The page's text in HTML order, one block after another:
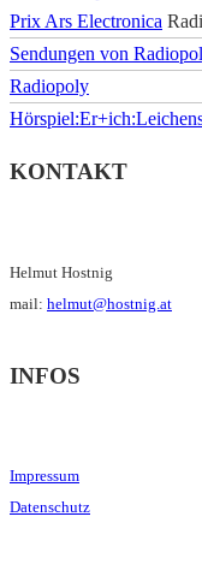
Prix Ars Electronica
Sendungen von
Radiopoly
KONTAKT
Helmut Hostnig
mail: helmut@hostnig.at
INFOS
Impressum
Datenschutz